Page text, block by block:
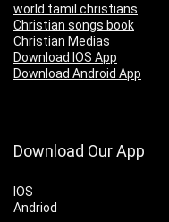
world tamil christians
Christian songs book
Christian Medias
Download IOS App
Download Android App
Download Our App
IOS
Andriod